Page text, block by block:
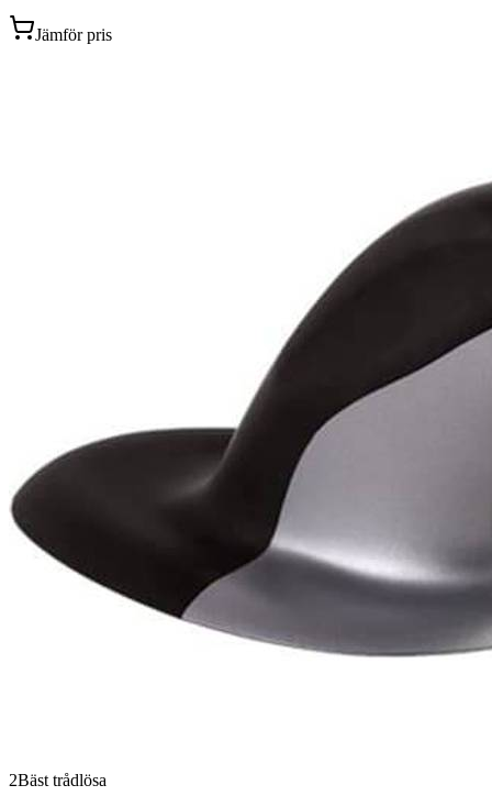
Jämför pris
2Bäst trådlösa